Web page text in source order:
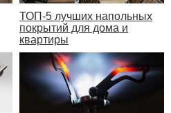
ТОП-5 лучших напольных
покрытий для дома и
квартиры